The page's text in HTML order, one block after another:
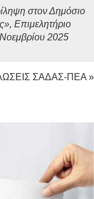
στον Δημόσιο
Επιμελητήριο
2025
ΣΑΔΑΣ-ΠΕΑ »